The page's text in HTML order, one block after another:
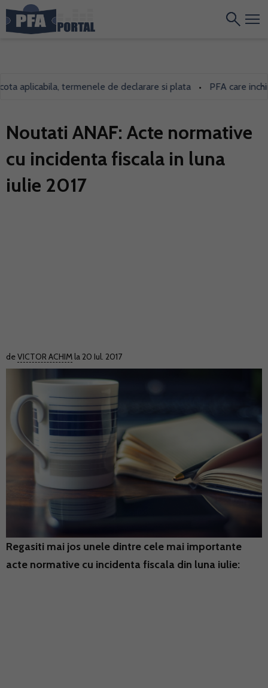
termenele de declarare si plata • PFA care
Noutati ANAF: Acte normative
cu incidenta fiscala in luna
iulie 2017
deVICTOR ACHIM la 20 Iul. 2017
Regasiti mai jos unele dintre cele mai importante
acte normative cu incidenta fiscala din luna iulie: